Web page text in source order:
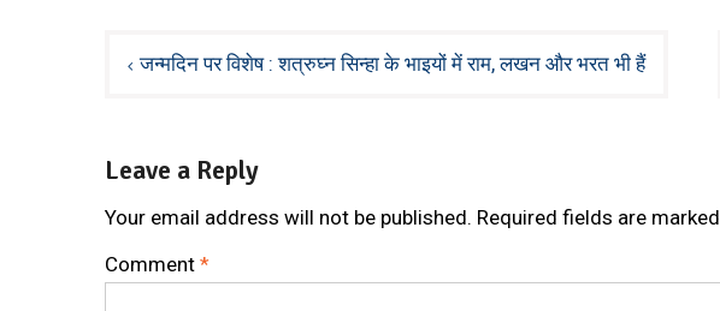
Postजन्मदिन पर विशेष : शत्रुघ्न सिन्हा के भाइयों में राम, लखन और भरत भी हैं
Leave a Reply
Your email address will not be published. Required fields are marked
Comment *